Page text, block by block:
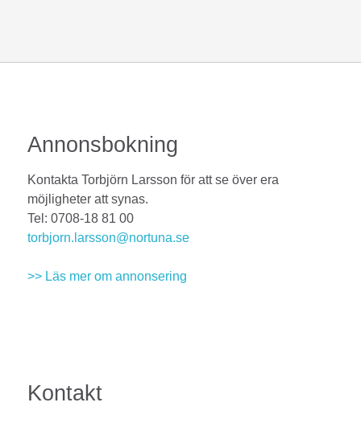
Annonsbokning
Kontakta Torbjörn Larsson för att se över era
möjligheter att synas.
Tel: 0708-18 81 00
torbjorn.larsson@nortuna.se
>> Läs mer om annonsering
Kontakt